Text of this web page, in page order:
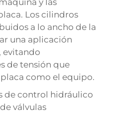
y las
Los cilindros
a lo ancho de la
una aplicación
evitando
de tensión que
como el equipo.
de control hidráulico
válvulas